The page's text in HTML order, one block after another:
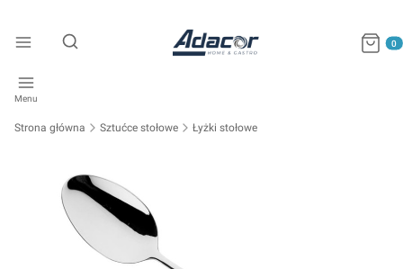
Otwórz wyszukiwarkę
Menu
Strona główna Sztućce stołowe Łyżki stołowe